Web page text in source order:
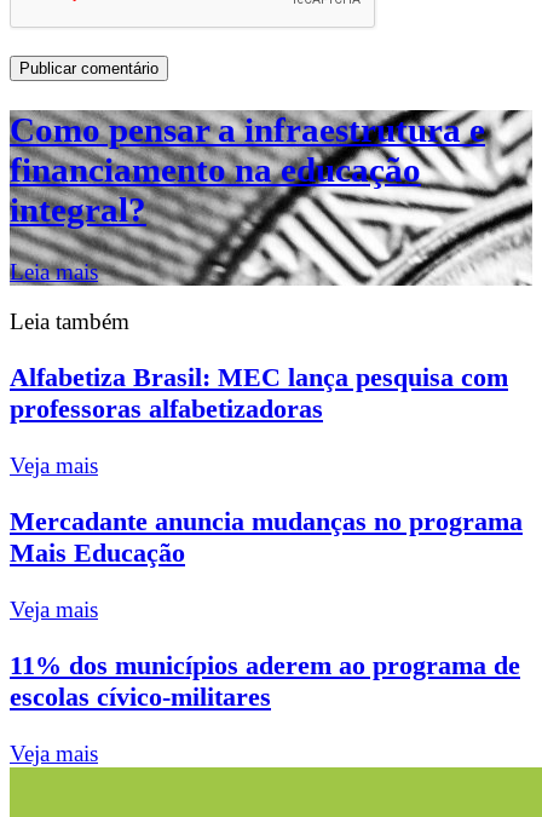
Como pensar a infraestrutura e
financiamento na educação
integral?
Leia mais
Leia também
Alfabetiza Brasil: MEC lança pesquisa com
professoras alfabetizadoras
Veja mais
Mercadante anuncia mudanças no programa
Mais Educação
Veja mais
11% dos municípios aderem ao programa de
escolas cívico-militares
Veja mais